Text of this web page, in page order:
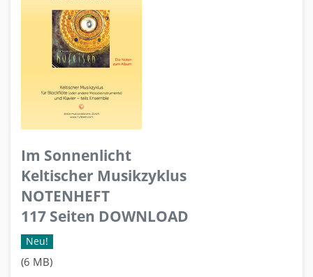
Im Sonnenlicht
Keltischer Musikzyklus
NOTENHEFT
117 Seiten DOWNLOAD
Neu!
(6 MB)